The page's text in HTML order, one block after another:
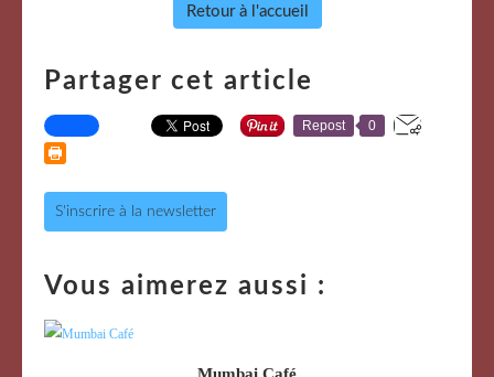
Retour à l'accueil
Partager cet article
Repost 0
S'inscrire à la newsletter
Vous aimerez aussi :
Mumbai Café